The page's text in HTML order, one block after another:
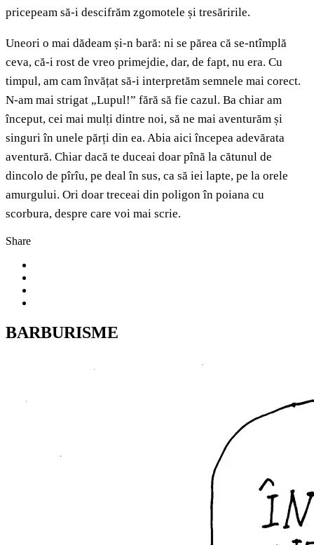
pricepeam să-i descifrăm zgomotele și tresăririle.
Uneori o mai dădeam și-n bară: ni se părea că se-ntîmplă
ceva, că-i rost de vreo primejdie, dar, de fapt, nu era. Cu
timpul, am cam învățat să-i interpretăm semnele mai corect.
N-am mai strigat „Lupul!” fără să fie cazul. Ba chiar am
început, cei mai mulți dintre noi, să ne mai aventurăm și
singuri în unele părți din ea. Abia aici începea adevărata
aventură. Chiar dacă te duceai doar pînă la cătunul de
dincolo de pîrîu, pe deal în sus, ca să iei lapte, pe la orele
amurgului. Ori doar treceai din poligon în poiana cu
scorbura, despre care voi mai scrie.
Share
BARBURISME